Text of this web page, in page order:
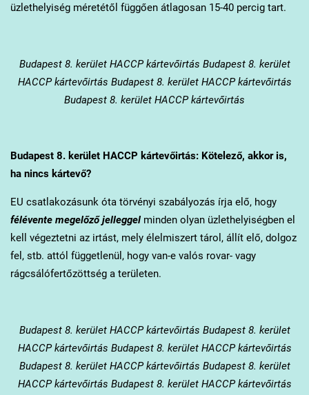
üzlethelyiség méretétől függően átlagosan 15-40 percig tart.
Budapest 8. kerületHACCP kártevőirtás Budapest 8. kerület
HACCP kártevőirtás Budapest 8. kerület HACCP kártevőirtás
Budapest 8. kerület HACCP kártevőirtás
Budapest 8. kerületHACCP kártevőirtás: Kötelező, akkor is,
ha nincs kártevő?
EU csatlakozásunk óta törvényi szabályozás írja elő, hogy
félévente megelőző jelleggelminden olyan üzlethelyiségben el
kell végeztetni az irtást, mely élelmiszert tárol, állít elő, dolgoz
fel, stb. attól függetlenül, hogy van-e valós rovar- vagy
rágcsálófertőzöttség a területen.
Budapest 8. kerületHACCP kártevőirtás Budapest 8. kerület
HACCP kártevőirtás Budapest 8. kerület HACCP kártevőirtás
Budapest 8. kerület HACCP kártevőirtás Budapest 8. kerület
HACCP kártevőirtás Budapest 8. kerület HACCP kártevőirtás